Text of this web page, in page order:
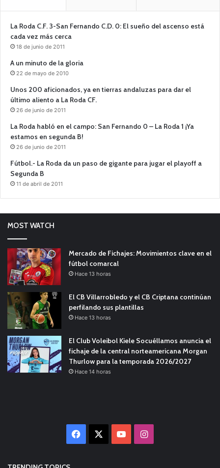
La Roda C.F. 3-San Fernando C.D. 0: El sueño del ascenso está
cada vez más cerca
18 de junio de 2011
A un minuto de la gloria
22 de mayo de 2010
Unos 200 aficionados, ya en tierras andaluzas para dar el
último aliento a La Roda CF.
26 de junio de 2011
La Roda habló en el campo: San Fernando 0 – La Roda 1 ¡Ya
estamos en segunda B!
26 de junio de 2011
Fútbol.- La Roda da un paso de gigante para jugar el playoff a
Segunda B
11 de abril de 2011
MOST WATCH
Mercado de Fichajes: Movimientos clave en el
fútbol comarcal
Hace 13 horas
El CB Villarrobledo y el CB Criptana continúan
perfilando sus plantillas
Hace 13 horas
El Club Voleibol Kiele Socuéllamos anuncia el
fichaje de la central norteamericana Morgan
Thurlow para la temporada 2026/2027
Hace 14 horas
Facebook YouTubeInstagram